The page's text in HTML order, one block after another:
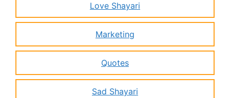
Love Shayari
Marketing
Quotes
Sad Shayari